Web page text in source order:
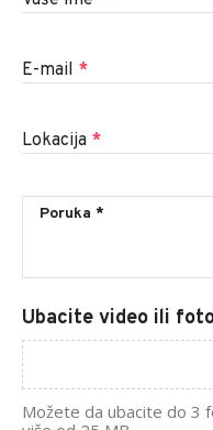
E-mail *
Lokacija *
Ubacite video ili
Možete da ubacite do 3